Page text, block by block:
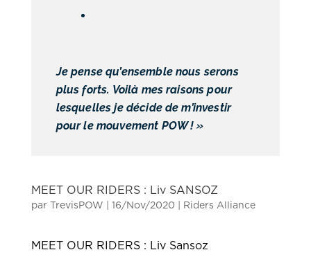
Je pense qu’ensemble nous serons
plus forts. Voilà mes raisons pour
lesquelles je décide de m’investir
pour le mouvement POW ! »
MEET OUR RIDERS : Liv SANSOZ
par TrevisPOW 16/Nov/2020 Riders Alliance
MEET OUR RIDERS : Liv Sansoz